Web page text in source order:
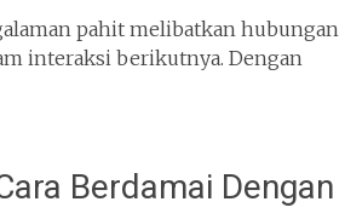
pahit melibatkan hubungan
interaksi berikutnya. Dengan
Berdamai Dengan